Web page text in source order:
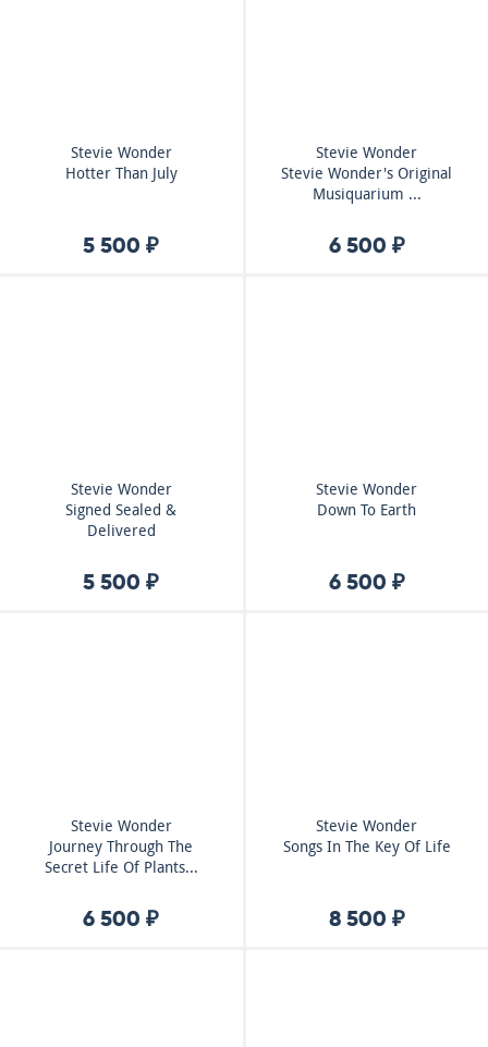
Stevie Wonder
Hotter Than July
5 500 ₽
Stevie Wonder
Stevie Wonder's Original
Musiquarium ...
6 500 ₽
Stevie Wonder
Signed Sealed &
Delivered
5 500 ₽
Stevie Wonder
Down To Earth
6 500 ₽
Stevie Wonder
Journey Through The
Secret Life Of Plants...
6 500 ₽
Stevie Wonder
Songs In The Key Of Life
8 500 ₽